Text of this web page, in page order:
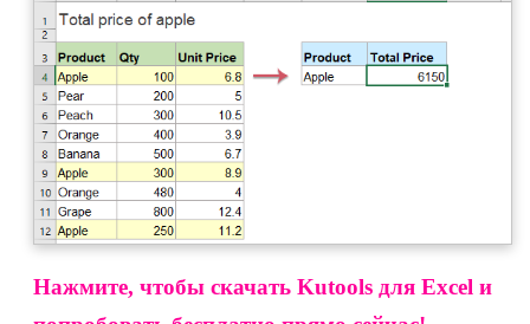
Нажмите, чтобы скачать Kutools для Excel и